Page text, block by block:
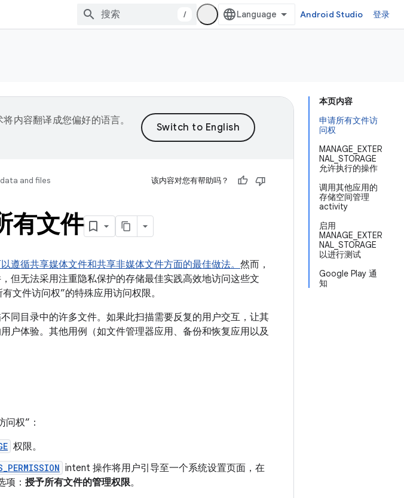
/ Android Studio 登录
本页内容
申请所有文件访
问权
MANAGE_EXTER
NAL_STORAGE
允许执行的操作
调用其他应用的
存储空间管理
activity
启用
MANAGE_EXTER
NAL_STORAGE
以进行测试
Google Play 通
知
内容翻译成您偏好的语言。
and files 该内容对您有帮助吗？
有文件
遵循共享媒体文件和共享非媒体文件方面的最佳做法。 然而，
但无法采用注重隐私保护的存储最佳实践高效地访问这些文
文件访问权”的特殊应用访问权限。
同目录中的许多文件。如果此扫描需要反复的用户交互，让其
户体验。其他用例（如文件管理器应用、备份和恢复应用以及
权”：
权限。
intent 操作将用户引导至一个系统设置页面，在
： 授予所有文件的管理权限。